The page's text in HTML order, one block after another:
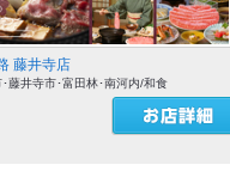
藤井寺店
藤井寺市･富田林･南河内/和食